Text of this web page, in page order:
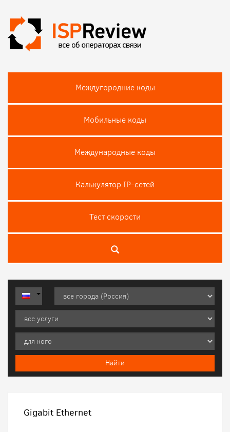
Междугородние коды
Мобильные коды
Международные коды
Калькулятор IP-сетей
Тест скороcти
Gigabit Ethernet